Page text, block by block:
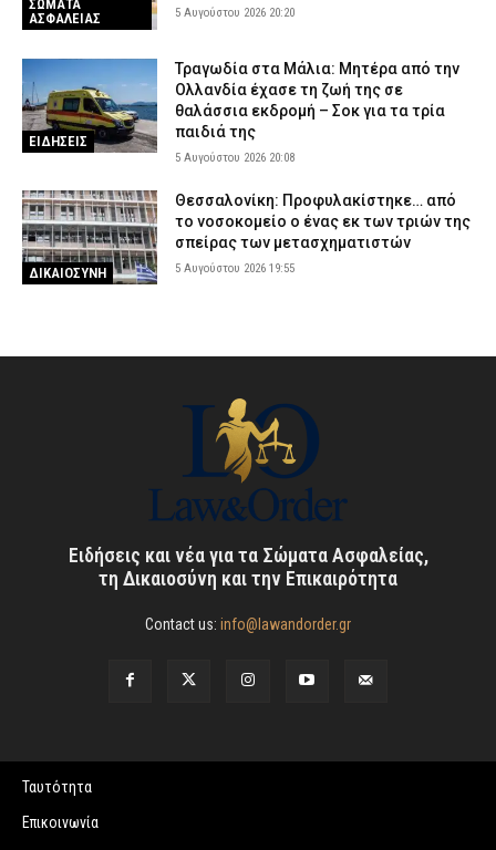
ΣΩΜΑΤΑ
ΑΣΦΑΛΕΙΑΣ
5 Αυγούστου 2026 20:20
ΕΙΔΗΣΕΙΣ
Τραγωδία στα Μάλια: Μητέρα από την
Ολλανδία έχασε τη ζωή της σε
θαλάσσια εκδρομή – Σοκ για τα τρία
παιδιά της
5 Αυγούστου 2026 20:08
ΔΙΚΑΙΟΣΥΝΗ
Θεσσαλονίκη: Προφυλακίστηκε… από
το νοσοκομείο ο ένας εκ των τριών της
σπείρας των μετασχηματιστών
5 Αυγούστου 2026 19:55
Ειδήσεις και νέα για τα Σώματα Ασφαλείας,
τη Δικαιοσύνη και την Επικαιρότητα
Contact us: info@lawandorder.gr
Ταυτότητα
Επικοινωνία